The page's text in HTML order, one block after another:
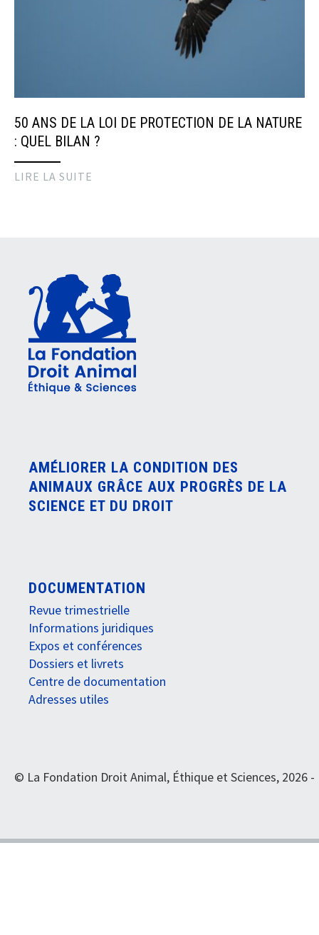
50 ANS DE LA LOI DE PROTECTION DE LA NATURE
: QUEL BILAN ?
LIRE LA SUITE
AMÉLIORER LA CONDITION DES
ANIMAUX GRÂCE AUX PROGRÈS DE LA
SCIENCE ET DU DROIT
DOCUMENTATION
Revue trimestrielle
Informations juridiques
Expos et conférences
Dossiers et livrets
Centre de documentation
Adresses utiles
© La Fondation Droit Animal, Éthique et Sciences, 2026 -